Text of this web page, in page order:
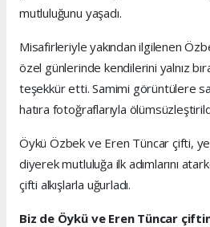
mutluluğunu yaşadı.
Misafirleriyle yakından ilgilenen
özel günlerinde kendilerini yalnız
teşekkür etti. Samimi görüntülere
hatıra fotoğraflarıyla
Öykü Özbek ve Eren Tüncar çifti,
diyerek mutluluğa ilk adımlarını
çifti alkışlarla uğurladı.
Biz de Öykü ve Eren Tüncar